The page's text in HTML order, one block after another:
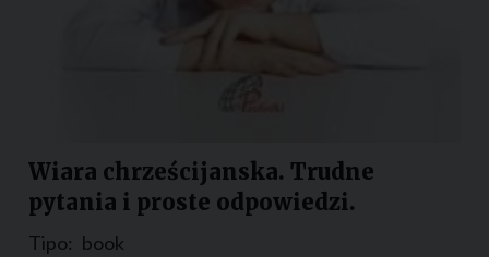
Wiara chrześcijanska. Trudne
pytania i proste odpowiedzi.
Tipo: book